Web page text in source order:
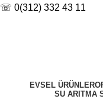
☏ 0(312) 332 43 11
EVSEL ÜRÜNLER
SU ARITMA